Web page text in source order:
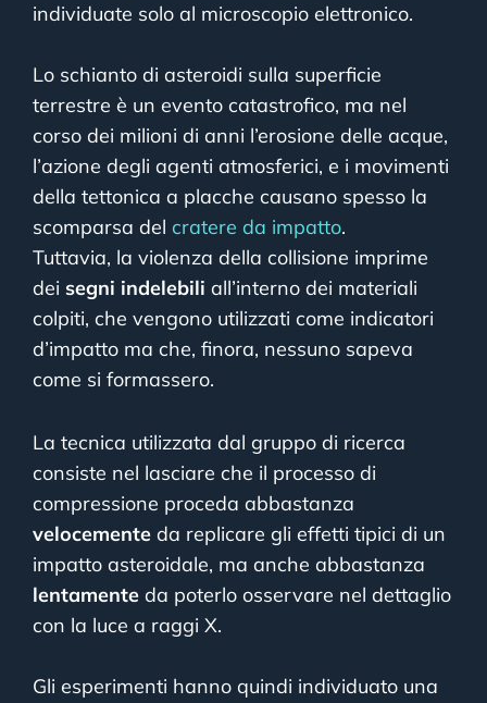
individuate solo al microscopio elettronico.
Lo schianto di asteroidi sulla superficie
terrestre è un evento catastrofico, ma nel
corso dei milioni di anni l’erosione delle acque,
l’azione degli agenti atmosferici, e i movimenti
della tettonica a placche causano spesso la
scomparsa del cratere da impatto.
Tuttavia, la violenza della collisione imprime
dei segni indelebili all’interno dei materiali
colpiti, che vengono utilizzati come indicatori
d’impatto ma che, finora, nessuno sapeva
come si formassero.
La tecnica utilizzata dal gruppo di ricerca
consiste nel lasciare che il processo di
compressione proceda abbastanza
velocemente da replicare gli effetti tipici di un
impatto asteroidale, ma anche abbastanza
lentamente da poterlo osservare nel dettaglio
con la luce a raggi X.
Gli esperimenti hanno quindi individuato una